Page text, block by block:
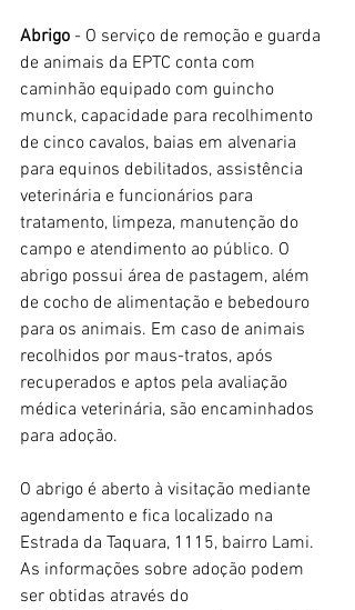
Abrigo - O serviço de remoção e guarda
de animais da EPTC conta com
caminhão equipado com guincho
munck, capacidade para recolhimento
de cinco cavalos, baias em alvenaria
para equinos debilitados, assistência
veterinária e funcionários para
tratamento, limpeza, manutenção do
campo e atendimento ao público. O
abrigo possui área de pastagem, além
de cocho de alimentação e bebedouro
para os animais. Em caso de animais
recolhidos por maus-tratos, após
recuperados e aptos pela avaliação
médica veterinária, são encaminhados
para adoção.
O abrigo é aberto à visitação mediante
agendamento e fica localizado na
Estrada da Taquara, 1115, bairro Lami.
As informações sobre adoção podem
ser obtidas através do